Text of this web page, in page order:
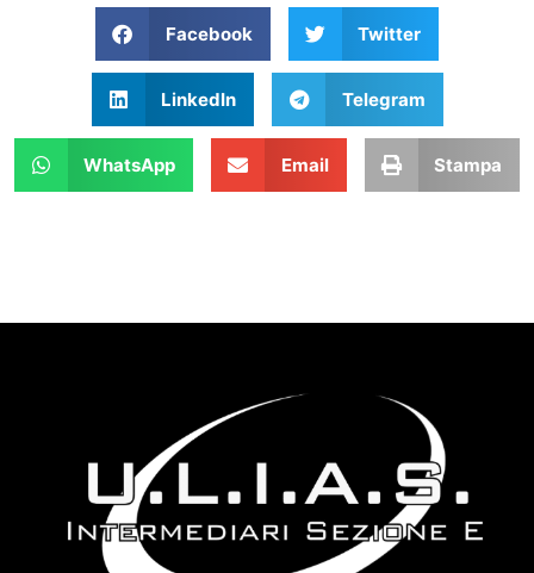
Facebook Twitter
LinkedIn Telegram
WhatsApp Email Stampa